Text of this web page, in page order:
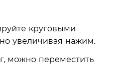
круговыми
увеличивая нажим.
можно переместить